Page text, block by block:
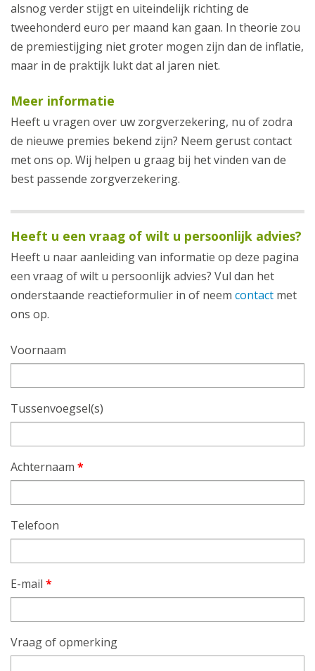
alsnog verder stijgt en uiteindelijk richting de
tweehonderd euro per maand kan gaan. In theorie zou
de premiestijging niet groter mogen zijn dan de inflatie,
maar in de praktijk lukt dat al jaren niet.
Meer informatie
Heeft u vragen over uw zorgverzekering, nu of zodra
de nieuwe premies bekend zijn? Neem gerust contact
met ons op. Wij helpen u graag bij het vinden van de
best passende zorgverzekering.
Heeft u een vraag of wilt u persoonlijk advies?
Heeft u naar aanleiding van informatie op deze pagina
een vraag of wilt u persoonlijk advies? Vul dan het
onderstaande reactieformulier in of neem contact met
ons op.
Voornaam
Tussenvoegsel(s)
Achternaam *
Telefoon
E-mail *
Vraag of opmerking